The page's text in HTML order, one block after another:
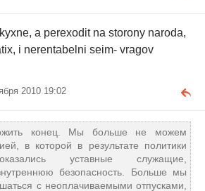
a perexodit na storony naroda,
i nerentabelni seim- vragov
2010 19:02
конец. Мы больше не можем
в которой в результате политики
уставные служащие,
безопасность. Больше мы
с неоплачиваемыми отпусками,